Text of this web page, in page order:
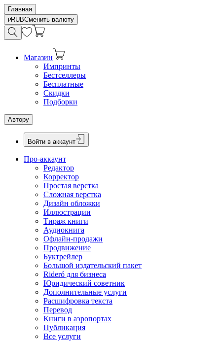
Главная
RUBСменить валюту
Магазин
Импринты
Бестселлеры
Бесплатные
Скидки
Подборки
Автору
Войти в аккаунт
Про-аккаунт
Редактор
Корректор
Простая верстка
Сложная верстка
Дизайн обложки
Иллюстрации
Тираж книги
Аудиокнига
Офлайн-продажи
Продвижение
Буктрейлер
Большой издательский пакет
Rideró для бизнеса
Юридический советник
Дополнительные услуги
Расшифровка текста
Перевод
Книги в аэропортах
Публикация
Все услуги